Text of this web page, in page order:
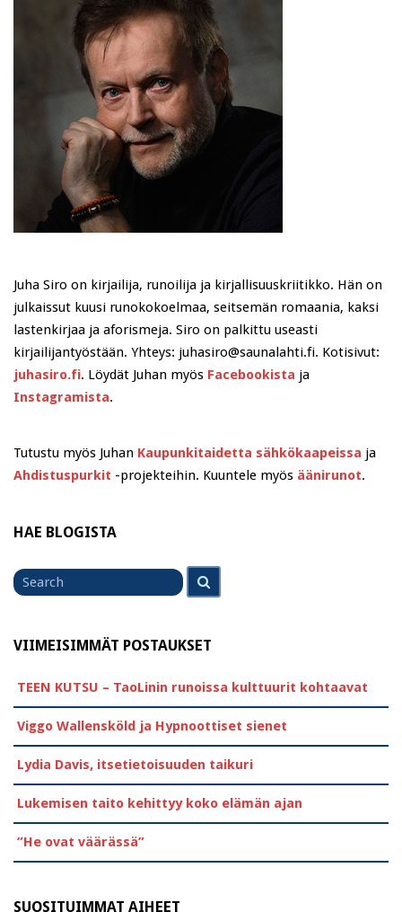
Juha Siro on kirjailija, runoilija ja kirjallisuuskriitikko. Hän on
julkaissut kuusi runokokoelmaa, seitsemän romaania, kaksi
lastenkirjaa ja aforismeja. Siro on palkittu useasti
kirjailijantyöstään. Yhteys: juhasiro@saunalahti.fi. Kotisivut:
juhasiro.fi. Löydät Juhan myös Facebookista ja
Instagramista.
Tutustu myös Juhan Kaupunkitaidetta sähkökaapeissa ja
Ahdistuspurkit -projekteihin. Kuuntele myös äänirunot.
HAE BLOGISTA
Search
for
VIIMEISIMMÄT POSTAUKSET
TEEN KUTSU – TaoLinin runoissa kulttuurit kohtaavat
Viggo Wallensköld ja Hypnoottiset sienet
Lydia Davis, itsetietoisuuden taikuri
Lukemisen taito kehittyy koko elämän ajan
”He ovat väärässä”
SUOSITUIMMAT AIHEET